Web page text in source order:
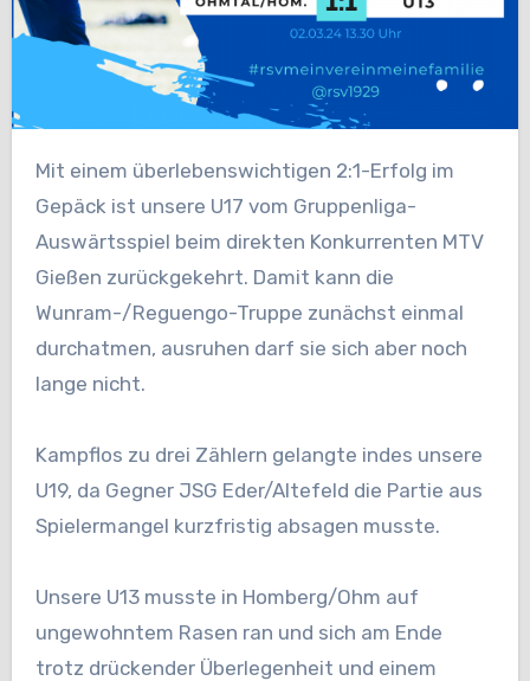
Mit einem überlebenswichtigen 2:1-Erfolg im
Gepäck ist unsere U17 vom Gruppenliga-
Auswärtsspiel beim direkten Konkurrenten MTV
Gießen zurückgekehrt. Damit kann die
Wunram-/Reguengo-Truppe zunächst einmal
durchatmen, ausruhen darf sie sich aber noch
lange nicht.
Kampflos zu drei Zählern gelangte indes unsere
U19, da Gegner JSG Eder/Altefeld die Partie aus
Spielermangel kurzfristig absagen musste.
Unsere U13 musste in Homberg/Ohm auf
ungewohntem Rasen ran und sich am Ende
trotz drückender Überlegenheit und einem